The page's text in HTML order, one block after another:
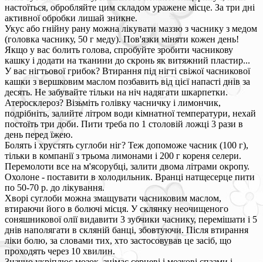
настоїться, обробляйте цим складом уражене місце. За три дні
активної обробки лишай зникне.
Укус або гнійну рану можна лікувати маззю з часнику з медом
(головка часнику, 50 г меду). Пов'язки міняти кожен день!
Якщо у вас болить голова, спробуйте зробити часникову
кашку і додати на тканини до скронь як витяжний пластир...
У вас нігтьової грибок? Втирання під нігті свіжої часникової
кашки з вершковим маслом позбавить від цієї напасті днів за
десять. Не забувайте тільки на ніч надягати шкарпетки.
Атеросклероз? Візьміть голівку часничку і лимончик,
подрібніть, залийте літром води кімнатної температури, нехай
постоїть три доби. Пити треба по 1 столовій ложці 3 рази в
день перед їжею.
Болять і хрустять суглоби ніг? Теж допоможе часник (100 г),
тільки в компанії з трьома лимонами і 200 г кореня селери.
Перемолоти все на м'ясорубці, залити двома літрами окропу.
Охолоне - поставити в холодильник. Вранці натщесерце пити
по 50-70 р. до лікування.
Хворі суглоби можна змащувати часниковим маслом,
втираючи його в болючі місця. У склянку неочищеного
соняшникової олії видавити 3 зубчики часнику, перемішати і 5
днів наполягати в скляній банці, збовтуючи. Після втирання
ліки болю, за словами тих, хто застосовував це засіб, що
проходять через 10 хвилин.